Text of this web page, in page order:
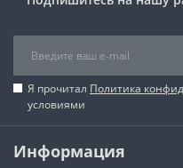
Я прочитал Политика
условиями
Информация